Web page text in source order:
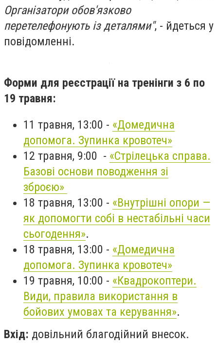
Організатори обов'язково
перетелефонують із деталями", - йдеться у
повідомленні.
Форми для реєстрації на тренінги з 6 по
19 травня:
11 травня, 13:00 - «Домедична
допомога. Зупинка кровотеч»
12 травня, 9:00 - «Стрілецька справа.
Базові основи поводження зі
зброєю»
18 травня, 13:00 - «Внутрішні опори —
як допомогти собі в нестабільні часи
сьогодення».
18 травня, 13:00 - «Домедична
допомога. Зупинка кровотеч»
19 травня, 10:00 - «Квадрокоптери.
Види, правила використання в
бойових умовах та керування».
Вхід: довільний благодійний внесок.